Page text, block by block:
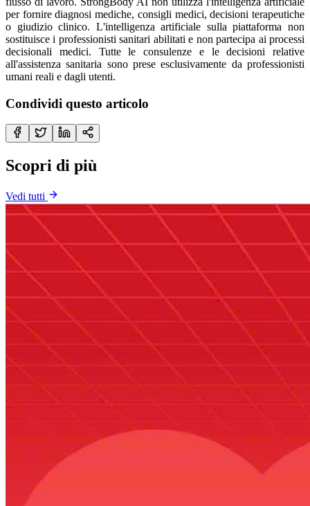
per fornire diagnosi mediche, consigli medici, decisioni terapeutiche
o giudizio clinico. L'intelligenza artificiale sulla piattaforma non
sostituisce i professionisti sanitari abilitati e non partecipa ai processi
decisionali medici. Tutte le consulenze e le decisioni relative
all'assistenza sanitaria sono prese esclusivamente da professionisti
umani reali e dagli utenti.
Condividi questo articolo
Scopri di più
Vedi tutti